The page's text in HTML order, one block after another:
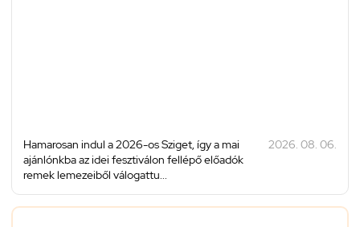
Hamarosan indul a 2026-os Sziget, így a mai
ajánlónkba az idei fesztiválon fellépő előadók
remek lemezeiből válogattu...
2026. 08. 06.